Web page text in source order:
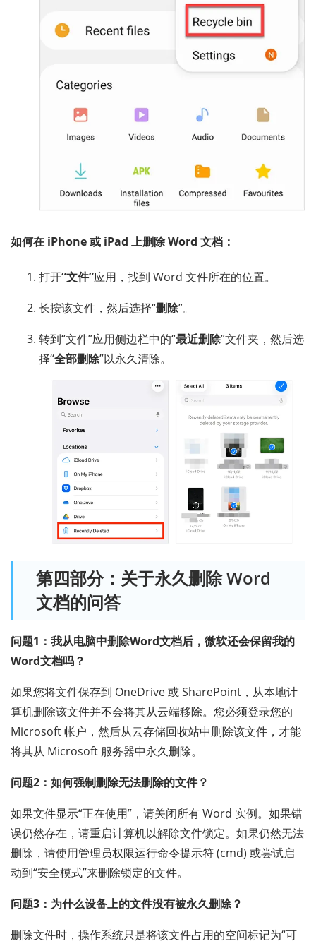
如何在 iPhone 或 iPad 上删除 Word 文档：
打开“文件”应用，找到 Word 文件所在的位置。
长按该文件，然后选择“删除”。
转到“文件”应用侧边栏中的“最近删除”文件夹，然后选
择“全部删除”以永久清除。
第四部分：关于永久删除 Word
文档的问答
问题1：我从电脑中删除Word文档后，微软还会保留我的
Word文档吗？
如果您将文件保存到 OneDrive 或 SharePoint，从本地计
算机删除该文件并不会将其从云端移除。您必须登录您的
Microsoft 帐户，然后从云存储回收站中删除该文件，才能
将其从 Microsoft 服务器中永久删除。
问题2：如何强制删除无法删除的文件？
如果文件显示“正在使用”，请关闭所有 Word 实例。如果错
误仍然存​​在，请重启计算机以解除文件锁定。如果仍然无法
删除，请使用管理员权限运行命令提示符 (cmd) 或尝试启
动到“安全模式”来删除锁定的文件。
问题3：为什么设备上的文件没有被永久删除？
删除文件时，操作系统只是将该文件占用的空间标记为“可